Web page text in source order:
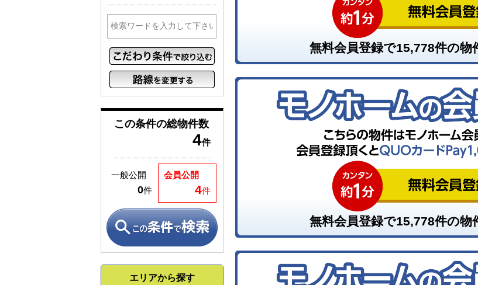
無料会員登録で15,778件の物
無料会員登録で15,778件の物
この条件の総物件数
4件
会員公開
4件
一般公開
0件
エリアから探す